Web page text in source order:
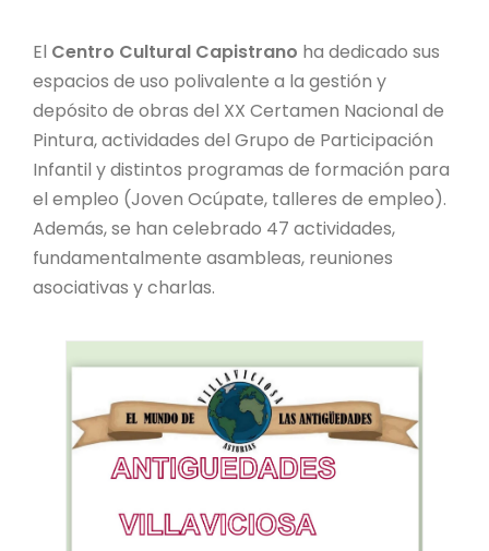
El Centro Cultural Capistrano ha dedicado sus
espacios de uso polivalente a la gestión y
depósito de obras del XX Certamen Nacional de
Pintura, actividades del Grupo de Participación
Infantil y distintos programas de formación para
el empleo (Joven Ocúpate, talleres de empleo).
Además, se han celebrado 47 actividades,
fundamentalmente asambleas, reuniones
asociativas y charlas.